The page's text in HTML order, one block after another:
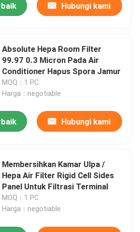
Hubungi kami
Absolute Hepa Room Filter
99.97 0.3 Micron Pada Air
Conditioner Hapus Spora Jamur
MOQ：1 PC
Harga：negotiable
Hubungi kami
Membersihkan Kamar Ulpa /
Hepa Air Filter Rigid Cell Sides
Panel Untuk Filtrasi Terminal
MOQ：1 PC
Harga：negotiable